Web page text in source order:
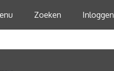
Zoeken Inloggen